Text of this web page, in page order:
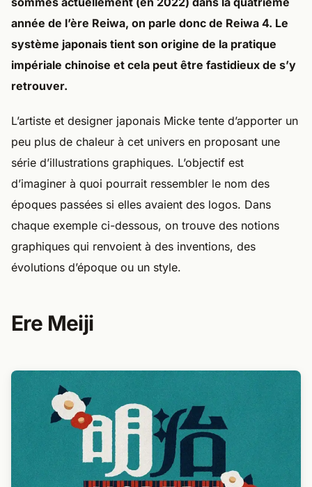
année de l’ère Reiwa, on parle donc de Reiwa 4. Le
système japonais tient son origine de la pratique
impériale chinoise et cela peut être fastidieux de s’y
retrouver.
L’artiste et designer japonais Micke tente d’apporter un
peu plus de chaleur à cet univers en proposant une
série d’illustrations graphiques. L’objectif est
d’imaginer à quoi pourrait ressembler le nom des
époques passées si elles avaient des logos. Dans
chaque exemple ci-dessous, on trouve des notions
graphiques qui renvoient à des inventions, des
évolutions d’époque ou un style.
Ere Meiji